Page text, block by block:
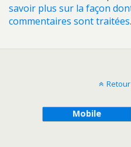
savoir plus sur la façon
commentaires sont traitées.
Mobile